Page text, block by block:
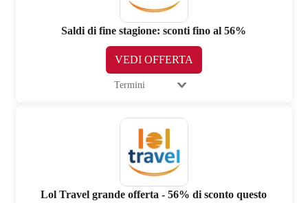
Saldi di fine stagione: sconti fino al 56%
VEDI OFFERTA
Termini
Lol Travel grande offerta - 56% di sconto questo